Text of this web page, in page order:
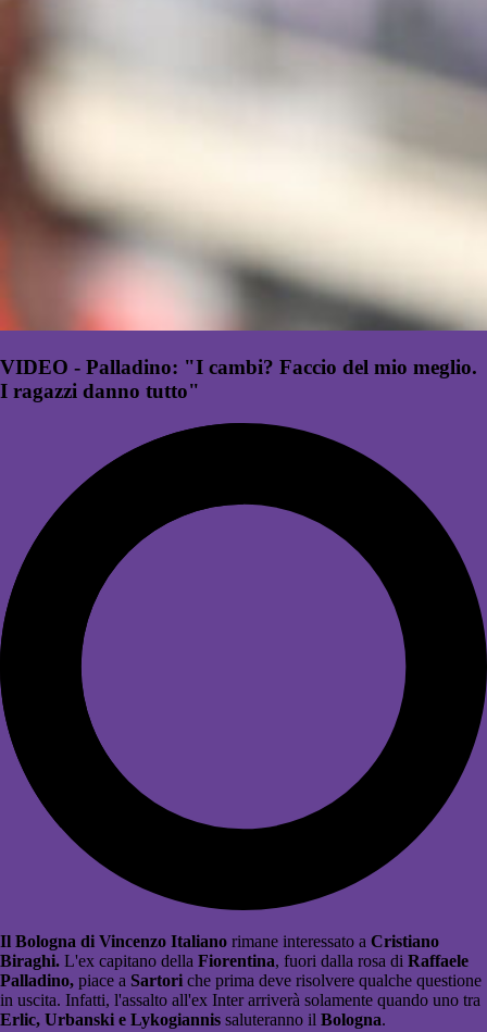
VIDEO - Palladino: "I cambi? Faccio del mio meglio.
I ragazzi danno tutto"
Il Bologna di Vincenzo Italiano rimane interessato a Cristiano
Biraghi. L'ex capitano della Fiorentina, fuori dalla rosa di Raffaele
Palladino, piace a Sartori che prima deve risolvere qualche questione
in uscita. Infatti, l'assalto all'ex Inter arriverà solamente quando uno tra
Erlic, Urbanski e Lykogiannis saluteranno il Bologna.